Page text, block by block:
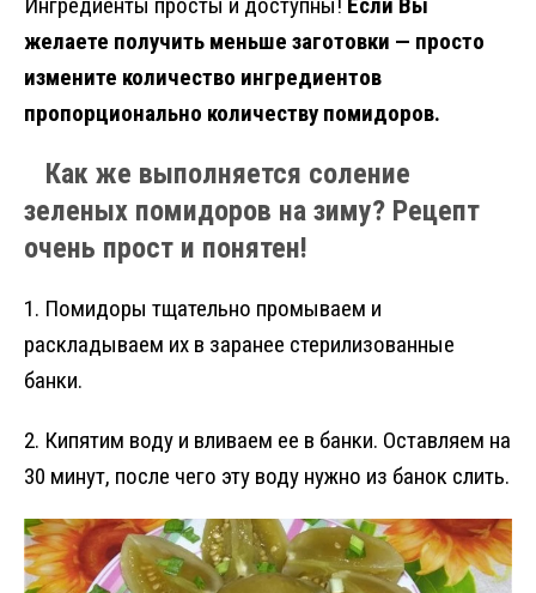
желаете получить меньше заготовки — просто
измените количество ингредиентов
пропорционально количеству помидоров.
Как же выполняется соление
зеленых помидоров на зиму? Рецепт
очень прост и понятен!
1. Помидоры тщательно промываем и
раскладываем их в заранее стерилизованные
банки.
2. Кипятим воду и вливаем ее в банки. Оставляем на
30 минут, после чего эту воду нужно из банок слить.